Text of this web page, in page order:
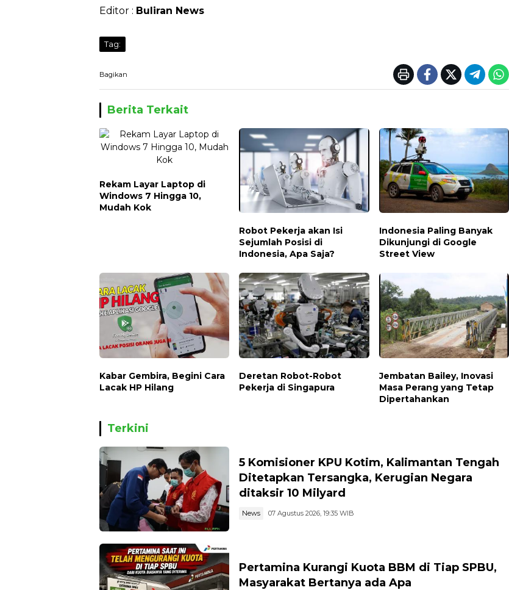
Editor : Buliran News
Tag:
Bagikan
Berita Terkait
Rekam Layar Laptop di
Windows 7 Hingga 10,
Mudah Kok
Robot Pekerja akan Isi
Sejumlah Posisi di
Indonesia, Apa Saja?
Indonesia Paling Banyak
Dikunjungi di Google
Street View
Kabar Gembira, Begini Cara
Lacak HP Hilang
Deretan Robot-Robot
Pekerja di Singapura
Jembatan Bailey, Inovasi
Masa Perang yang Tetap
Dipertahankan
Terkini
5 Komisioner KPU Kotim, Kalimantan Tengah
Ditetapkan Tersangka, Kerugian Negara
ditaksir 10 Milyard
News 07 Agustus 2026, 19:35 WIB
Pertamina Kurangi Kuota BBM di Tiap SPBU,
Masyarakat Bertanya ada Apa